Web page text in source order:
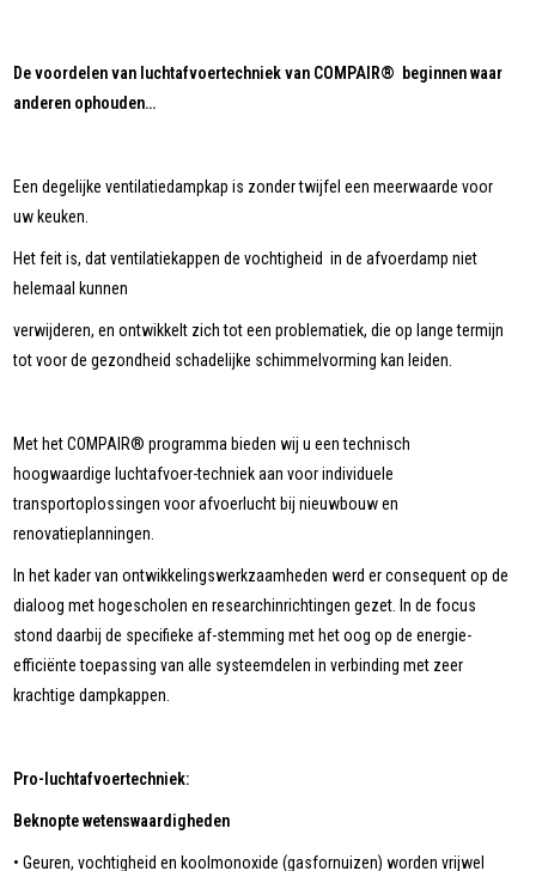
De voordelen van luchtafvoertechniek van COMPAIR® beginnen waar
anderen ophouden…
Een degelijke ventilatiedampkap is zonder twijfel een meerwaarde voor
uw keuken.
Het feit is, dat ventilatiekappen de vochtigheid in de afvoerdamp niet
helemaal kunnen
verwijderen, en ontwikkelt zich tot een problematiek, die op lange termijn
tot voor de gezondheid schadelijke schimmelvorming kan leiden.
Met het COMPAIR® programma bieden wij u een technisch
hoogwaardige luchtafvoer-techniek aan voor individuele
transportoplossingen voor afvoerlucht bij nieuwbouw en
renovatieplanningen.
In het kader van ontwikkelingswerkzaamheden werd er consequent op de
dialoog met hogescholen en researchinrichtingen gezet. In de focus
stond daarbij de specifieke af-stemming met het oog op de energie-
efficiënte toepassing van alle systeemdelen in verbinding met zeer
krachtige dampkappen.
Pro-luchtafvoertechniek:
Beknopte wetenswaardigheden
• Geuren, vochtigheid en koolmonoxide (gasfornuizen) worden vrijwel